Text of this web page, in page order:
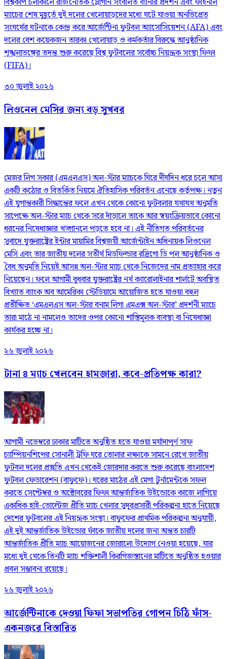
ম্যাচের শেষ মুহূর্তে দুই দলের খেলোয়াড়দের মধ্যে ঘটে যাওয়া অনভিপ্রেত
সংঘর্ষের ঘটনাকে কেন্দ্র করে আর্জেন্টিনা ফুটবল অ্যাসোসিয়েশন (AFA) এবং
দলের বেশ কয়েকজন তারকা খেলোয়াড় ও কর্মকর্তার বিরুদ্ধে আনুষ্ঠানিক
শৃঙ্খলাভঙ্গের তদন্ত শুরু করেছে বিশ্ব ফুটবলের সর্বোচ্চ নিয়ন্ত্রক সংস্থা ফিফা
(FIFA)।
৩০ জুলাই ২০২৬
লিওনেল মেসির জন্য বড় সুখবর
মেজর লিগ সকার (এমএলএস) অল-স্টার ম্যাচকে ঘিরে দীর্ঘদিন ধরে চলে আসা
একটি কঠোর ও বিতর্কিত নিয়মে ঐতিহাসিক পরিবর্তন এনেছে কর্তৃপক্ষ। নতুন
এই যুগান্তকারী সিদ্ধান্তের ফলে এখন থেকে কোনো ফুটবলার যথাযথ অনুমতি
সাপেক্ষে অল-স্টার ম্যাচ থেকে সরে দাঁড়ালে তাকে আর স্বয়ংক্রিয়ভাবে কোনো
ধরনের নিষেধাজ্ঞার খড়্গানলে পড়তে হবে না। এই নীতিগত পরিবর্তনের
সুবাদে যুক্তরাষ্ট্রের ইন্টার মায়ামির বিশ্বজয়ী আর্জেন্টাইন অধিনায়ক লিওনেল
মেসি এবং তার জাতীয় দলের সতীর্থ মিডফিল্ডার রদ্রিগো ডি পল আনুষ্ঠানিক ও
বৈধ অনুমতি নিয়েই আসন্ন অল-স্টার ম্যাচ থেকে নিজেদের নাম প্রত্যাহার করে
নিয়েছেন। ফলে আগামী বুধবার যুক্তরাষ্ট্রের নর্থ ক্যারোলাইনার শার্লটে অবস্থিত
বিখ্যাত ব্যাংক অব আমেরিকা স্টেডিয়ামে আয়োজিত হতে যাওয়া বহুল
প্রতীক্ষিত ‘এমএলএস অল-স্টার বনাম লিগা এমএক্স অল-স্টার’ প্রদর্শনী ম্যাচে
তারা মাঠে না নামলেও তাদের ওপর কোনো শাস্তিমূলক ব্যবস্থা বা নিষেধাজ্ঞা
কার্যকর হচ্ছে না।
২৬ জুলাই ২০২৬
টানা ৪ ম্যাচ খেলবেন হামজারা, কবে-প্রতিপক্ষ কারা?
আগামী নভেম্বরে ঢাকার মাটিতে অনুষ্ঠিত হতে যাওয়া মর্যাদাপূর্ণ সাফ
চ্যাম্পিয়নশিপের সোনালী ট্রফি ঘরে তোলার লক্ষ্যকে সামনে রেখে জাতীয়
ফুটবল দলের প্রস্তুতি এখন থেকেই জোরদার করতে শুরু করেছে বাংলাদেশ
ফুটবল ফেডারেশন (বাফুফে)। ঘরের মাঠের এই মেগা টুর্নামেন্টকে সফল
করতে সেপ্টেম্বর ও অক্টোবরের ফিফা আন্তর্জাতিক উইন্ডোকে কাজে লাগিয়ে
একাধিক হাই-ভোল্টেজ প্রীতি ম্যাচ খেলার সুদূরপ্রসারী পরিকল্পনা হাতে নিয়েছে
দেশের ফুটবলের এই নিয়ন্ত্রক সংস্থা। বাফুফের প্রাথমিক পরিকল্পনা অনুযায়ী,
এই দুই আন্তর্জাতিক উইন্ডোর ফাঁকে জাতীয় দলের জন্য অন্তত চারটি
আন্তর্জাতিক প্রীতি ম্যাচ আয়োজনের জোরালো উদ্যোগ নেওয়া হয়েছে, যার
মধ্যে দুই থেকে তিনটি ম্যাচ শক্তিশালী কিরগিজস্তানের মাটিতে অনুষ্ঠিত হওয়ার
প্রবল সম্ভাবনা রয়েছে।
২৬ জুলাই ২০২৬
আর্জেন্টিনাকে দেওয়া ফিফা সভাপতির গোপন চিঠি ফাঁস-
একনজরে বিস্তারিত